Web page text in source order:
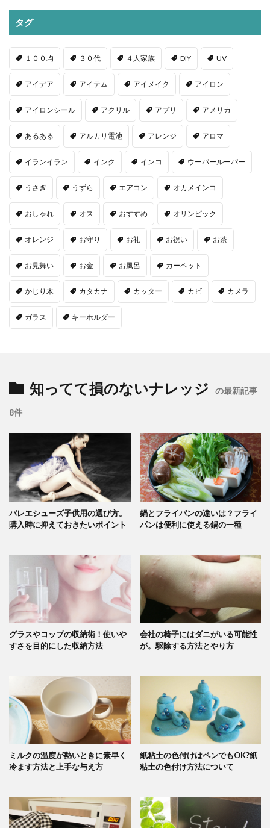
タグ
１００均 ３０代 ４人家族 DIY UV
アイデア アイテム アイメイク アイロン
アイロンシール アクリル アプリ アメリカ
あるある アルカリ電池 アレンジ アロマ
イランイラン インク インコ ウーパールーパー
うさぎ うずら エアコン オカメインコ
おしゃれ オス おすすめ オリンピック
オレンジ お守り お礼 お祝い お茶
お見舞い お金 お風呂 カーペット
かじり木 カタカナ カッター カビ カメラ
ガラス キーホルダー
知ってて損のないナレッジ の最新記事
8件
バレエシューズ子供用の選び方。
購入時に抑えておきたいポイント
鍋とフライパンの違いは？フライ
パンは便利に使える鍋の一種
グラスやコップの収納術！使いや
すさを目的にした収納方法
会社の椅子にはダニがいる可能性
が。駆除する方法とやり方
ミルクの温度が熱いときに素早く
冷ます方法と上手な与え方
紙粘土の色付けはペンでもOK?紙
粘土の色付け方法について